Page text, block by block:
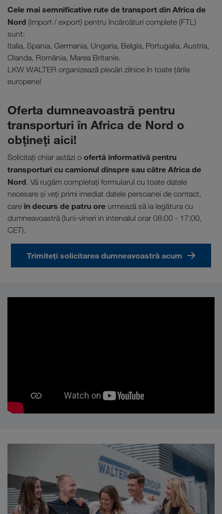
Cele mai semnificative rute de transport din Africa de
Nord (import / export) pentru încărcături complete (FTL)
sunt:
Italia, Spania, Germania, Ungaria, Belgia, Portugalia, Austria,
Olanda, România, Marea Britanie.
LKW WALTER organizează plecări zilnice în toate țările
europene!
Oferta dumneavoastră pentru
transporturi în Africa de Nord o
obţineţi aici!
Solicitaţi chiar astăzi o ofertă informativă pentru
transporturi cu camionul dinspre sau către Africa de
Nord. Vă rugăm completați formularul cu toate datele
necesare și veți primi imediat datele persoanei de contact,
careîn decurs de patru ore urmează să ia legătura cu
dumneavoastră (luni-vineri in intervalul orar 08:00 - 17:00,
CET).
Trimiteți solicitarea dumneavoastră acum